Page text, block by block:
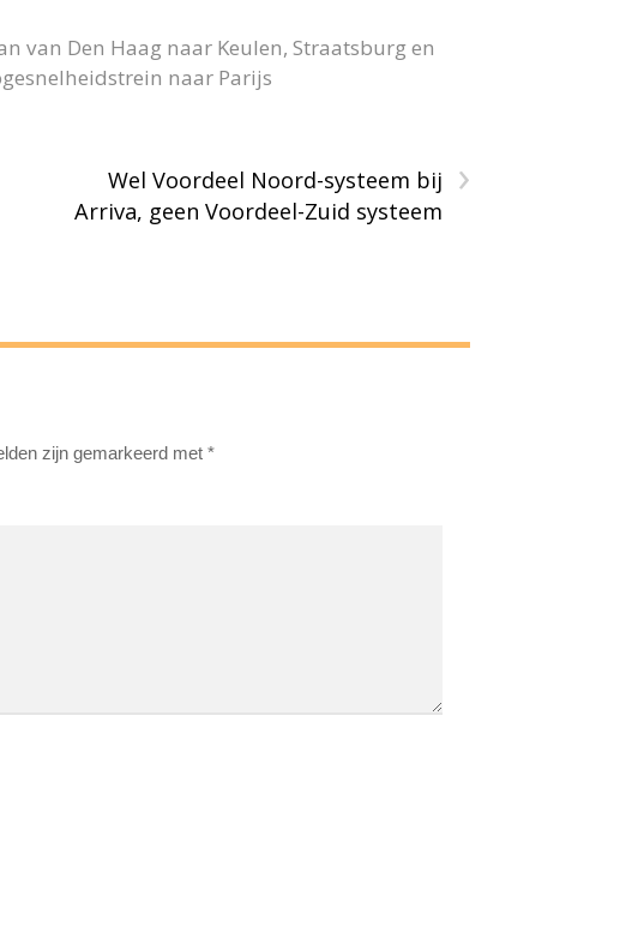
van Den Haag naar Keulen, Straatsburg en
naar Parijs
›
Wel Voordeel Noord-systeem bij
Arriva, geen Voordeel-Zuid systeem
zijn gemarkeerd met*